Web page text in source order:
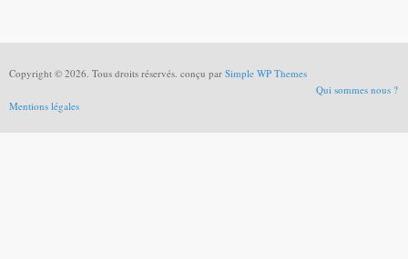
Copyright © 2026. Tous droits réservés. conçu par Simple WP Themes
Qui sommes nous ?
Mentions légales